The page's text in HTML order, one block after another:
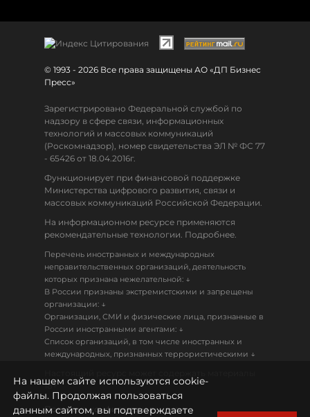
© 1993 - 2026 Все права защищены АО «ДП Бизнес
Пресс»
Зарегистрировано Федеральной службой по
надзору в сфере связи, информационных
технологий и массовых коммуникаций
(Роскомнадзор), номер свидетельства ЭЛ № ФС 77
- 65426 от 18.04.2016г.
Функционирует при финансовой поддержке
Министерства цифрового развития, связи и
массовых коммуникаций Российской Федерации.
На информационном ресурсе применяются
рекомендательные технологии. Подробнее.
Перечень иностранных и международных
неправительственных организаций, деятельность
которых признана нежелательной: ↓
В России признаны экстремистскими и запрещены
организации: ↓
Организации, СМИ и физические лица, признанные в
России иностранными агентами: ↓
Список организаций, в том числе иностранных и
международных, признанных террористическими ↓
18+
Политика конфиденциальности
На нашем сайте используются cookie-
файлы. Продолжая пользоваться
данным сайтом, вы подтверждаете